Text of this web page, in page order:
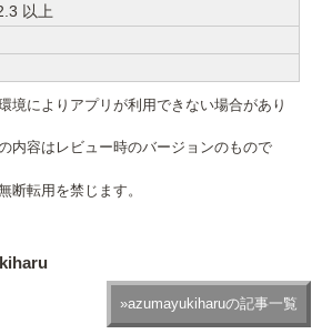
以上
境によりアプリが利用できない場合があり
内容はレビュー時のバージョンのもので
断転用を禁じます。
»azumayukiharuの記事一覧